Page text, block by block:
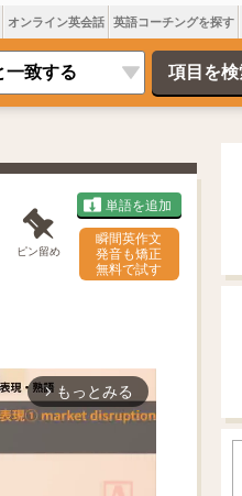
オンライン英会話 英語コーチングを探す
ピン留め
単語を追加
瞬間英作文
発音も矯正
無料で試す
arrow_forward_ios もっとみる